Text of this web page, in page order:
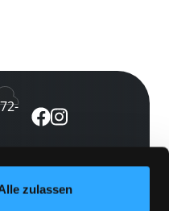
zulassen